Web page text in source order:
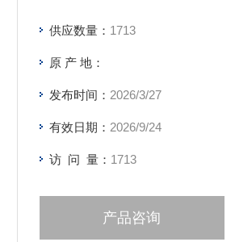
供应数量： 1713
原 产 地：
发布时间： 2026/3/27
有效日期： 2026/9/24
访 问 量： 1713
产品咨询